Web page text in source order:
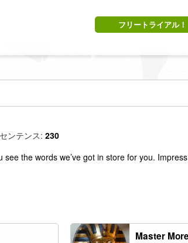
フリートライアル！
センテンス: 230
see the words we’ve got in store for you.
Master